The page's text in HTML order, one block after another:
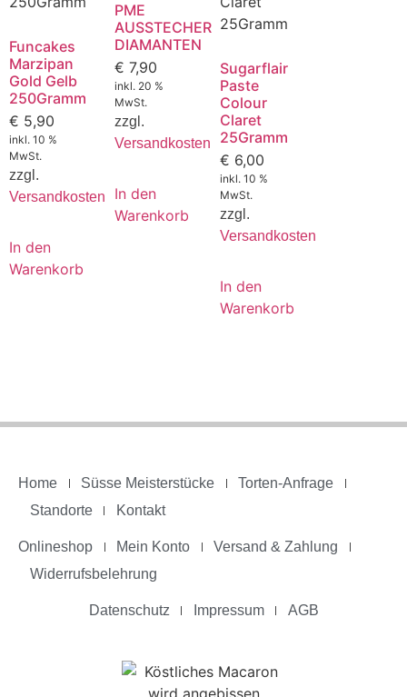
Funcakes
Marzipan
Gold Gelb
250Gramm
€ 5,90
inkl. 10 %
MwSt.
zzgl.
Versandkosten
In den
Warenkorb
PME
AUSSTECHER
DIAMANTEN
€ 7,90
inkl. 20 %
MwSt.
zzgl.
Versandkosten
In den
Warenkorb
Sugarflair
Paste
Colour
Claret
25Gramm
€ 6,00
inkl. 10 %
MwSt.
zzgl.
Versandkosten
In den
Warenkorb
Home Süsse Meisterstücke
Torten-Anfrage
Standorte
Kontakt
Onlineshop Mein Konto
Versand & Zahlung
Widerrufsbelehrung
Datenschutz Impressum AGB